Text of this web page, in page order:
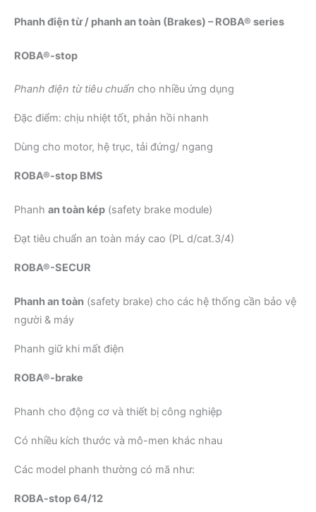
Phanh điện từ / phanh an toàn (Brakes) – ROBA® series
ROBA®-stop
Phanh điện từ tiêu chuẩn cho nhiều ứng dụng
Đặc điểm: chịu nhiệt tốt, phản hồi nhanh
Dùng cho motor, hệ trục, tải đứng/ ngang
ROBA®-stop BMS
Phanh an toàn kép (safety brake module)
Đạt tiêu chuẩn an toàn máy cao (PL d/cat.3/4)
ROBA®-SECUR
Phanh an toàn (safety brake) cho các hệ thống cần bảo vệ
người & máy
Phanh giữ khi mất điện
ROBA®-brake
Phanh cho động cơ và thiết bị công nghiệp
Có nhiều kích thước và mô-men khác nhau
Các model phanh thường có mã như:
ROBA-stop 64/12